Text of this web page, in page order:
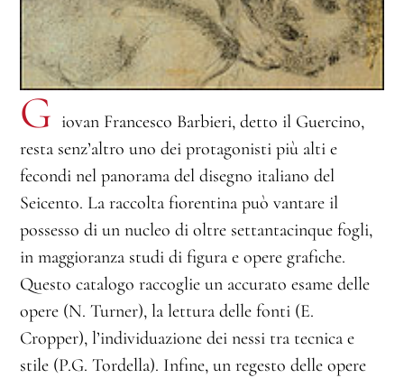
G iovan Francesco Barbieri, detto il Guercino,
resta senz’altro uno dei protagonisti più alti e
fecondi nel panorama del disegno italiano del
Seicento. La raccolta fiorentina può vantare il
possesso di un nucleo di oltre settantacinque fogli,
in maggioranza studi di figura e opere grafiche.
Questo catalogo raccoglie un accurato esame delle
opere (N. Turner), la lettura delle fonti (E.
Cropper), l’individuazione dei nessi tra tecnica e
stile (P.G. Tordella). Infine, un regesto delle opere